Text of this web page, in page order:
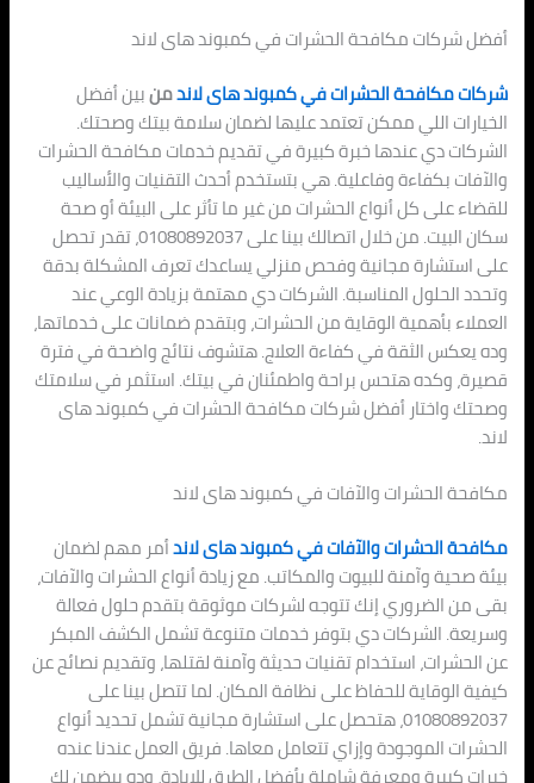
أفضل شركات مكافحة الحشرات في كمبوند هاى لاند
شركات مكافحة الحشرات في كمبوند هاى لاندمنبين أفضل
الخيارات اللي ممكن تعتمد عليها لضمان سلامة بيتك وصحتك.
الشركات دي عندها خبرة كبيرة في تقديم خدمات مكافحة الحشرات
والآفات بكفاءة وفاعلية. هي بتستخدم أحدث التقنيات والأساليب
للقضاء على كل أنواع الحشرات من غير ما تأثر على البيئة أو صحة
سكان البيت. من خلال اتصالك بينا على 01080892037، تقدر تحصل
على استشارة مجانية وفحص منزلي يساعدك تعرف المشكلة بدقة
وتحدد الحلول المناسبة. الشركات دي مهتمة بزيادة الوعي عند
العملاء بأهمية الوقاية من الحشرات، وبتقدم ضمانات على خدماتها،
وده يعكس الثقة في كفاءة العلاج. هتشوف نتائج واضحة في فترة
قصيرة، وكده هتحس براحة واطمئنان في بيتك. استثمر في سلامتك
وصحتك واختار أفضل شركات مكافحة الحشرات في كمبوند هاى
لاند.
مكافحة الحشرات والآفات في كمبوند هاى لاند
مكافحة الحشرات والآفات في كمبوند هاى لاندأمر مهم لضمان
بيئة صحية وآمنة للبيوت والمكاتب. مع زيادة أنواع الحشرات والآفات،
بقى من الضروري إنك تتوجه لشركات موثوقة بتقدم حلول فعالة
وسريعة. الشركات دي بتوفر خدمات متنوعة تشمل الكشف المبكر
عن الحشرات، استخدام تقنيات حديثة وآمنة لقتلها، وتقديم نصائح عن
كيفية الوقاية للحفاظ على نظافة المكان. لما تتصل بينا على
01080892037، هتحصل على استشارة مجانية تشمل تحديد أنواع
الحشرات الموجودة وإزاي تتعامل معاها. فريق العمل عندنا عنده